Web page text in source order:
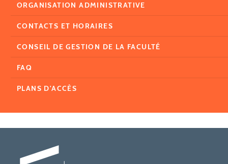
ORGANISATION ADMINISTRATIVE
CONTACTS ET HORAIRES
CONSEIL DE GESTION DE LA FACULTÉ
FAQ
PLANS D'ACCÈS